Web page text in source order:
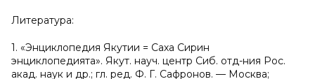
Литература:
1. «Энциклопедия Якутии = Саха Сирин
энциклопедията». Якут. науч. центр Сиб. отд-ния Рос.
акад. наук и др.; гл. ред. Ф. Г. Сафронов. — Москва;